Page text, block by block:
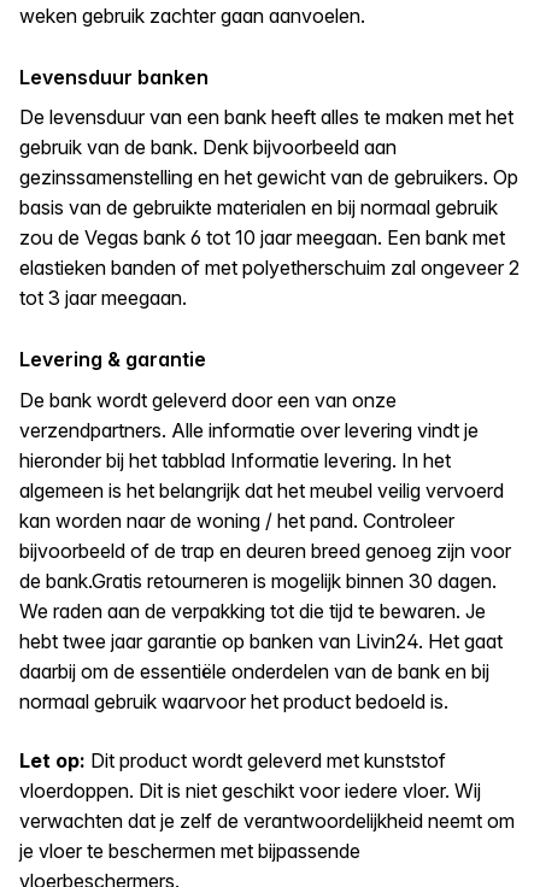
weken gebruik zachter gaan aanvoelen.
Levensduur banken
De levensduur van een bank heeft alles te maken met het
gebruik van de bank. Denk bijvoorbeeld aan
gezinssamenstelling en het gewicht van de gebruikers. Op
basis van de gebruikte materialen en bij normaal gebruik
zou de Vegas bank 6 tot 10 jaar meegaan. Een bank met
elastieken banden of met polyetherschuim zal ongeveer 2
tot 3 jaar meegaan.
Levering & garantie
De bank wordt geleverd door een van onze
verzendpartners. Alle informatie over levering vindt je
hieronder bij het tabblad Informatie levering. In het
algemeen is het belangrijk dat het meubel veilig vervoerd
kan worden naar de woning / het pand. Controleer
bijvoorbeeld of de trap en deuren breed genoeg zijn voor
de bank.Gratis retourneren is mogelijk binnen 30 dagen.
We raden aan de verpakking tot die tijd te bewaren. Je
hebt twee jaar garantie op banken van Livin24. Het gaat
daarbij om de essentiële onderdelen van de bank en bij
normaal gebruik waarvoor het product bedoeld is.
Let op: Dit product wordt geleverd met kunststof
vloerdoppen. Dit is niet geschikt voor iedere vloer. Wij
verwachten dat je zelf de verantwoordelijkheid neemt om
je vloer te beschermen met bijpassende
vloerbeschermers.